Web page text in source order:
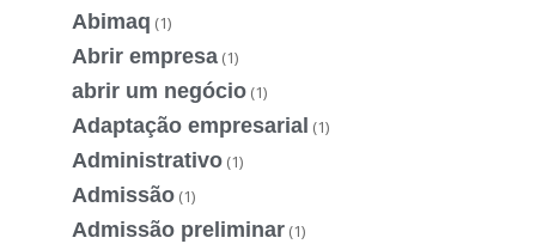
Abimaq (1)
Abrir empresa (1)
abrir um negócio (1)
Adaptação empresarial (1)
Administrativo (1)
Admissão (1)
Admissão preliminar (1)